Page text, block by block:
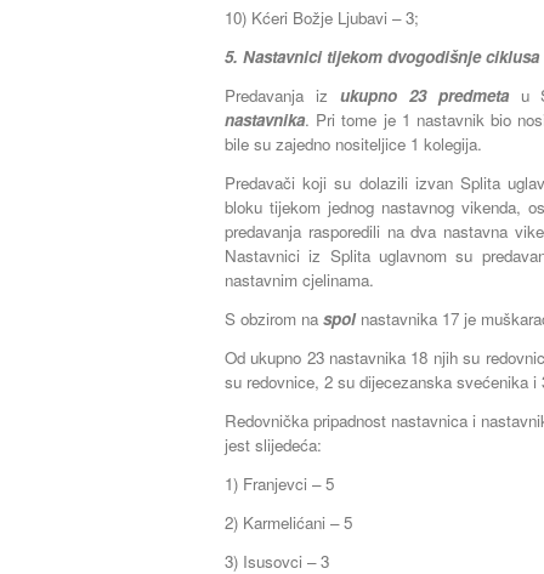
10) Kćeri Božje Ljubavi – 3;
5. Nastavnici tijekom dvogodišnje
Predavanja iz ukupno 23 predmetau
nastavnika. Pri tome je 1 nastavnik bio
bile su zajedno nositeljice 1 kolegija.
Predavači koji su dolazili izvan Splita
bloku tijekom jednog nastavnog vikenda,
predavanja rasporedili na dva nastavna
Nastavnici iz Splita uglavnom su
nastavnim cjelinama.
S obzirom na spol nastavnika 17 je
Od ukupno 23 nastavnika 18 njih su
su redovnice, 2 su dijecezanska svećenika
Redovnička pripadnost nastavnica i
jest slijedeća:
1) Franjevci – 5
2) Karmelićani – 5
3) Isusovci – 3